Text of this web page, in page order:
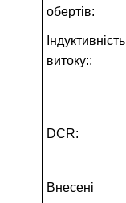
обертів:
Індуктивність
витоку::
DCR:
Внесені